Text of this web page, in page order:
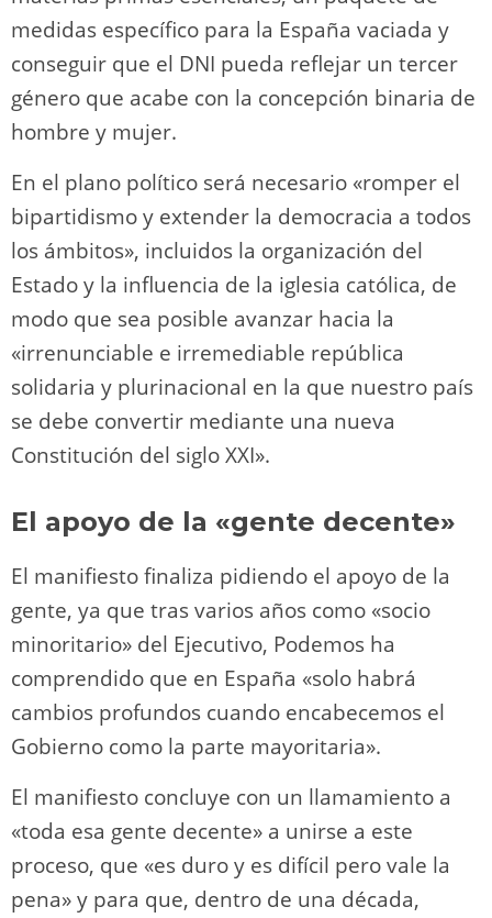
medidas específico para la España vaciada y
conseguir que el DNI pueda reflejar un tercer
género que acabe con la concepción binaria de
hombre y mujer.
En el plano político será necesario «romper el
bipartidismo y extender la democracia a todos
los ámbitos», incluidos la organización del
Estado y la influencia de la iglesia católica, de
modo que sea posible avanzar hacia la
«irrenunciable e irremediable república
solidaria y plurinacional en la que nuestro país
se debe convertir mediante una nueva
Constitución del siglo XXI».
El apoyo de la «gente decente»
El manifiesto finaliza pidiendo el apoyo de la
gente, ya que tras varios años como «socio
minoritario» del Ejecutivo, Podemos ha
comprendido que en España «solo habrá
cambios profundos cuando encabecemos el
Gobierno como la parte mayoritaria».
El manifiesto concluye con un llamamiento a
«toda esa gente decente» a unirse a este
proceso, que «es duro y es difícil pero vale la
pena» y para que, dentro de una década,